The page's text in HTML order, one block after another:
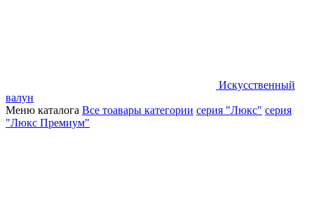
Искусственный
валун
Меню каталога Все тоавары категории серия "Люкс" серия
"Люкс Премиум"